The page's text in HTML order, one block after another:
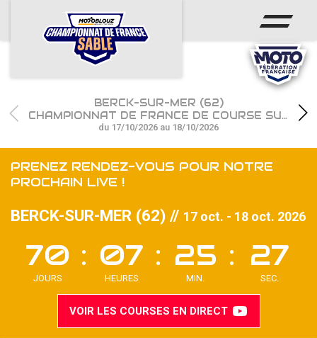
ACCUEIL
ACTUS
CHAMPIONNAT
RÉSULTATS
PHOTOS / WEB TV
PARTENAIRES
les engagements
BERCK-SUR-MER (62)
CHAMPIONNAT DE FRANCE DE COURSE SUR SABLE
du 17/10/2026 au 18/10/2026
PRENEZ RENDEZ-VOUS POUR NOTRE
PROCHAIN LIVE !
BERCK-SUR-MER (62) // 17 oct. - 18 oct. 2026
70 07 25 26
VOIR LES COURSES EN DIRECT